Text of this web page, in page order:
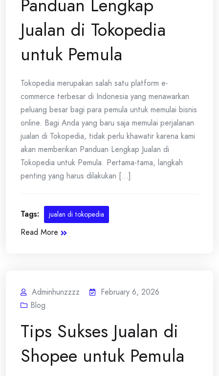
Panduan Lengkap
Jualan di Tokopedia
untuk Pemula
Tokopedia merupakan salah satu platform e-
commerce terbesar di Indonesia yang menawarkan
peluang besar bagi para pemula untuk memulai bisnis
online. Bagi Anda yang baru saja memulai perjalanan
jualan di Tokopedia, tidak perlu khawatir karena kami
akan memberikan Panduan Lengkap Jualan di
Tokopedia untuk Pemula. Pertama-tama, langkah
penting yang harus dilakukan [...]
Tags: jualan di tokopedia
Read More
Adminhunzzzz
February 6, 2026
Blog
Tips Sukses Jualan di
Shopee untuk Pemula